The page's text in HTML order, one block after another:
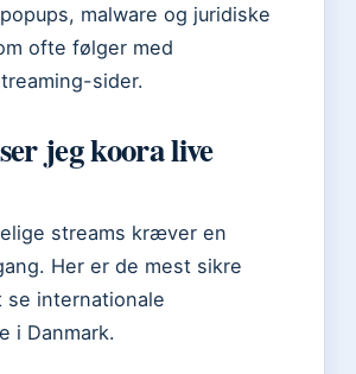
malware og juridiske
ofte følger med
sider.
jeg koora live
streams kræver en
Her er de mest sikre
se internationale
i Danmark.